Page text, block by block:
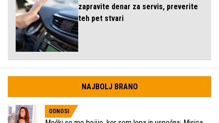
zapravite denar za servis, preverite
teh pet stvari
NAJBOLJ BRANO
ODNOSI